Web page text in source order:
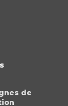
de